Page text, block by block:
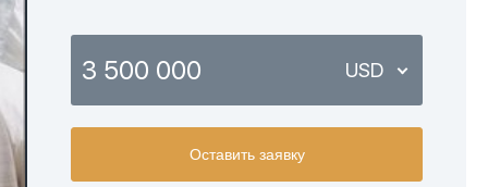
3 500 000 USD
Оставить заявку